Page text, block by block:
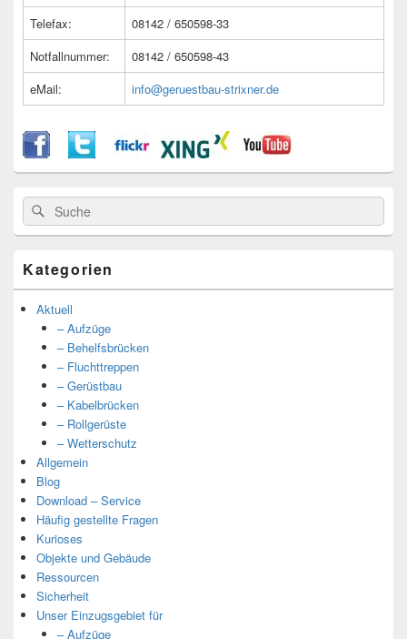
Telefax:
08142 / 650598-33
Notfallnummer:
08142 / 650598-43
eMail:
info@geruestbau-strixner.de
Suche
nach:
Suche
Kategorien
Aktuell
– Aufzüge
– Behelfsbrücken
– Fluchttreppen
– Gerüstbau
– Kabelbrücken
– Rollgerüste
– Wetterschutz
Allgemein
Blog
Download – Service
Häufig gestellte Fragen
Kurioses
Objekte und Gebäude
Ressourcen
Sicherheit
Unser Einzugsgebiet für
– Aufzüge